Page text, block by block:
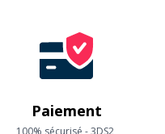
Paiement
100% sécurisé - 3DS2